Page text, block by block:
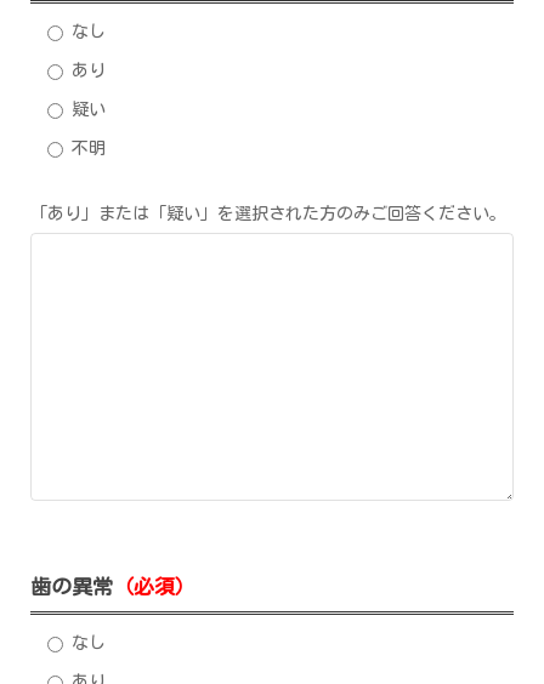
なし
あり
疑い
不明
「あり」または「疑い」を選択された方のみご回答ください。
歯の異常 （必須）
なし